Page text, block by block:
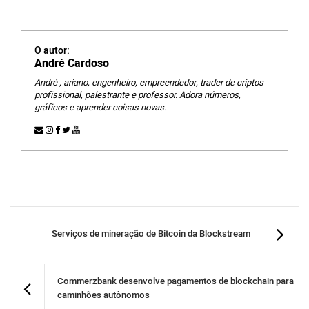
O autor:
André Cardoso
André , ariano, engenheiro, empreendedor, trader de criptos
profissional, palestrante e professor. Adora números,
gráficos e aprender coisas novas.
Serviços de mineração de Bitcoin da Blockstream
Commerzbank desenvolve pagamentos de blockchain para
caminhões autônomos